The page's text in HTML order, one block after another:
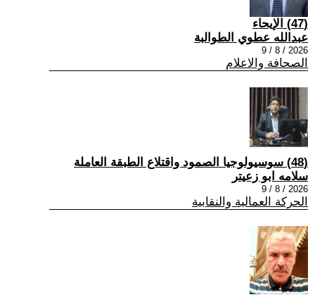
(47) الإيحاء
عبدالله عطوي الطوالبة
2026 / 8 / 9
الصحافة والاعلام
(48) سوسيولوجيا الصمود واقتلاع الطبقة العاملة
سلامه ابو زعيتر
2026 / 8 / 9
الحركة العمالية والنقابية